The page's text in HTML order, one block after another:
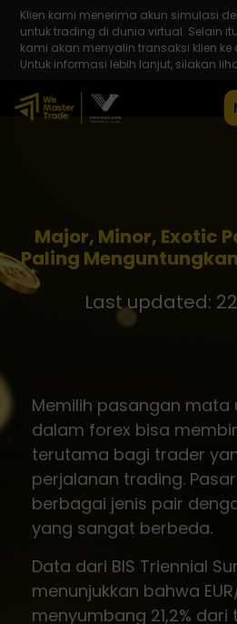
Klien kami menerima akun simulasi
untuk trading di dunia virtual. Selain
kami akan menyalin transaksi klien
Untuk informasi lebih lanjut, silakan
Major, Minor, Exotic
Paling
Last updated:
Memilih pasangan
dalam forex bisa
terutama bagi trader
perjalanan trading.
berbagai jenis pair
yang sangat berbeda.
Data dari BIS Triennial
menunjukkan bahwa
menyumbang 21,2%